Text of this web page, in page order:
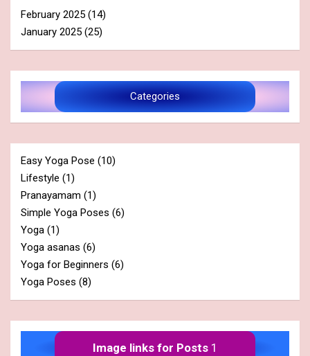
February 2025 (14)
January 2025 (25)
Categories
Easy Yoga Pose (10)
Lifestyle (1)
Pranayamam (1)
Simple Yoga Poses (6)
Yoga (1)
Yoga asanas (6)
Yoga for Beginners (6)
Yoga Poses (8)
Image links for Posts 1